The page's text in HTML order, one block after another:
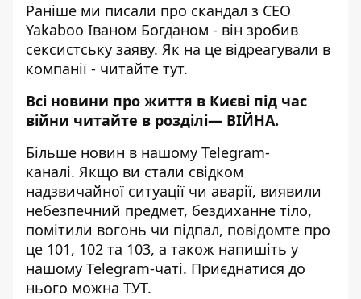
Раніше ми писали про скандал з СЕО
Yakaboo Іваном Богданом - він зробив
сексистську заяву. Як на це відреагували в
компанії - читайте тут.
Всі новини про життя в Києві під час
війни читайте в розділі— ВІЙНА.
Більше новин в нашому Telegram-
каналі. Якщо ви стали свідком
надзвичайної ситуації чи аварії, виявили
небезпечний предмет, бездиханне тіло,
помітили вогонь чи підпал, повідомте про
це 101, 102 та 103, а також напишіть у
нашому Telegram-чаті. Приєднатися до
нього можна ТУТ.